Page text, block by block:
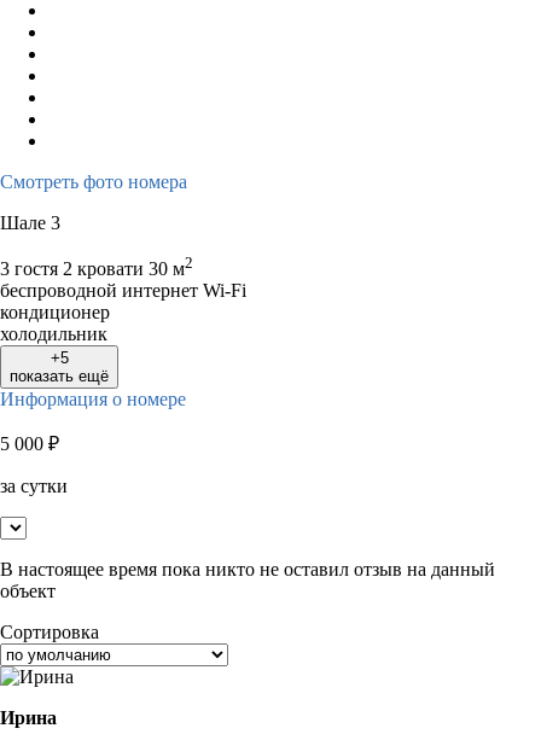
Смотреть фото номера
Шале 3
3 гостя 2 кровати 30 м2
беспроводной интернет Wi-Fi
кондиционер
холодильник
+5
показать ещё
Информация о номере
5 000 ₽
за сутки
В настоящее время пока никто не оставил отзыв на данный
объект
Сортировка
Ирина